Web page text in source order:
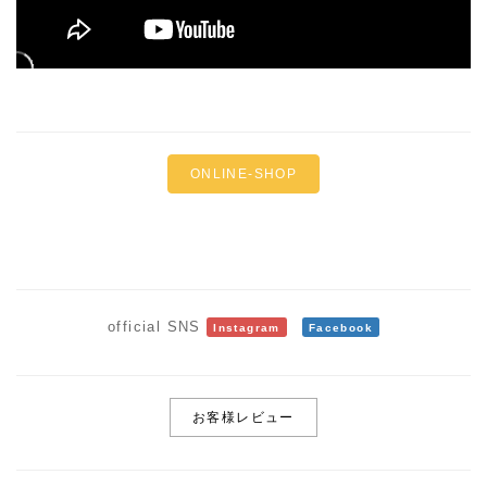
ONLINE-SHOP
official SNS Instagram Facebook
お客様レビュー